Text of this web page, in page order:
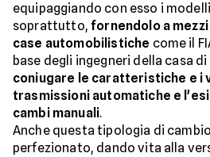
equipaggiando con esso i modelli
soprattutto,fornendolo a
case automobilistiche come il
base degli ingegneri della casa
coniugare le caratteristiche e i
trasmissioni automatiche e
cambi manuali.
Anche questa tipologia di
perfezionato, dando vita alla